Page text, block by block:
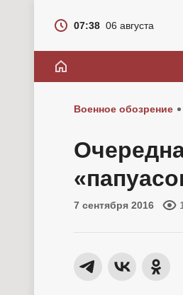
07:38 06 августа
Военное обозрение
7 сентября 2016